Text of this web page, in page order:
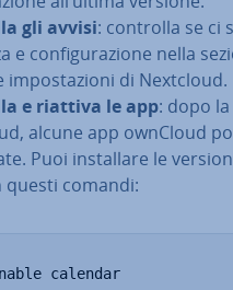
gli avvisi: controlla se ci
e con­fi­gu­ra­zio­ne nella
im­po­sta­zio­ni di Nextcloud.
e riattiva le app: dopo
alcune app ownCloud
Puoi in­stal­la­re le
questi comandi:
calendar